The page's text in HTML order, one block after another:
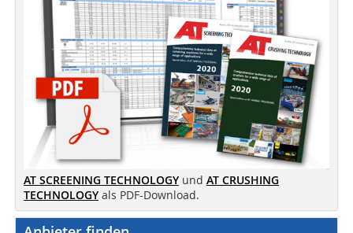
AT SCREENING TECHNOLOGY und AT CRUSHING
TECHNOLOGY als PDF-Download.